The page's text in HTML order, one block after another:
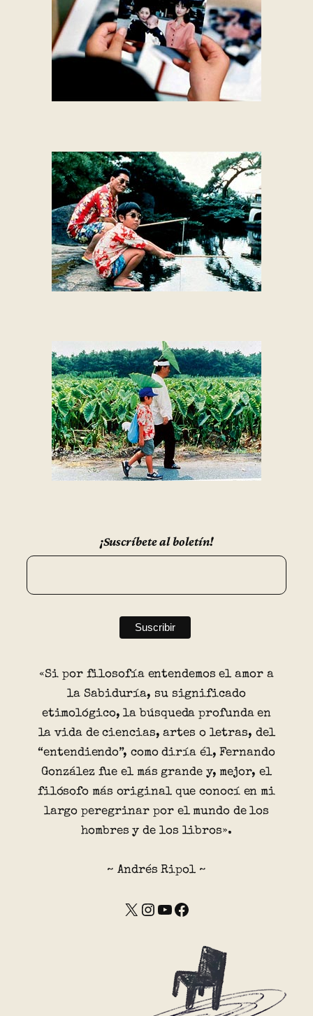
¡Suscríbete al boletín!
«Si por filosofía entendemos el amor a
la Sabiduría, su significado
etimológico, la búsqueda profunda en
la vida de ciencias, artes o letras, del
“entendiendo”, como diría él, Fernando
González fue el más grande y, mejor, el
filósofo más original que conocí en mi
largo peregrinar por el mundo de los
hombres y de los libros».
~ Andrés Ripol ~
X Instagram YouTube Facebook